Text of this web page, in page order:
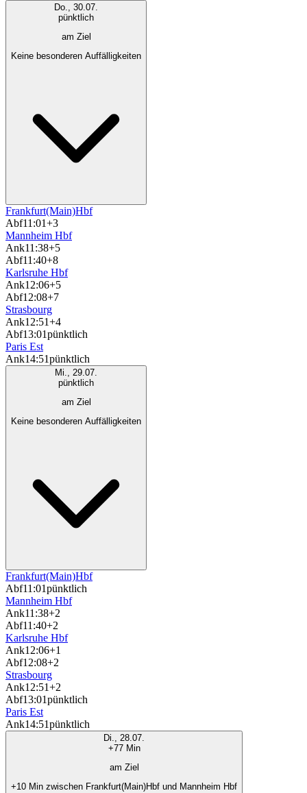
Do., 30.07.
pünktlich
am Ziel
Keine besonderen Auffälligkeiten
Frankfurt(Main)Hbf
Abf11:01+3
Mannheim Hbf
Ank11:38+5
Abf11:40+8
Karlsruhe Hbf
Ank12:06+5
Abf12:08+7
Strasbourg
Ank12:51+4
Abf13:01pünktlich
Paris Est
Ank14:51pünktlich
Mi., 29.07.
pünktlich
am Ziel
Keine besonderen Auffälligkeiten
Frankfurt(Main)Hbf
Abf11:01pünktlich
Mannheim Hbf
Ank11:38+2
Abf11:40+2
Karlsruhe Hbf
Ank12:06+1
Abf12:08+2
Strasbourg
Ank12:51+2
Abf13:01pünktlich
Paris Est
Ank14:51pünktlich
Di., 28.07.
+77 Min
am Ziel
+10 Min zwischen Frankfurt(Main)Hbf und Mannheim Hbf